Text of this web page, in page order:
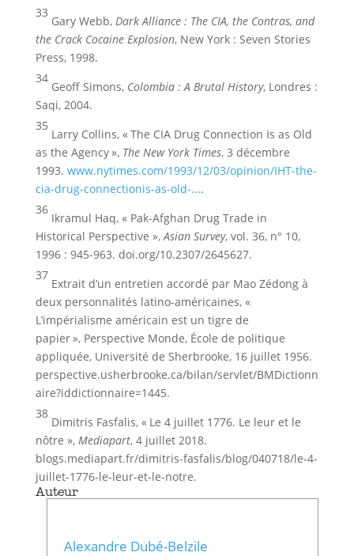
33
Gary Webb, Dark Alliance : The CIA, the Contras, and
the Crack Cocaine Explosion, New York : Seven Stories
Press, 1998.
34
Geoff Simons, Colombia : A Brutal History, Londres :
Saqi, 2004.
35
Larry Collins, « The CIA Drug Connection Is as Old
as the Agency », The New York Times, 3 décembre
1993. www.nytimes.com/1993/12/03/opinion/IHT-the-
cia-drug-connectionis-as-old-....
36
Ikramul Haq, « Pak-Afghan Drug Trade in
Historical Perspective », Asian Survey, vol. 36, n° 10,
1996 : 945-963. doi.org/10.2307/2645627.
37
Extrait d’un entretien accordé par Mao Zédong à
deux personnalités latino-américaines, «
L’impérialisme américain est un tigre de
papier », Perspective Monde, École de politique
appliquée, Université de Sherbrooke, 16 juillet 1956.
perspective.usherbrooke.ca/bilan/servlet/BMDictionn
aire?iddictionnaire=1445.
38
Dimitris Fasfalis, « Le 4 juillet 1776. Le leur et le
nôtre », Mediapart, 4 juillet 2018.
blogs.mediapart.fr/dimitris-fasfalis/blog/040718/le-4-
juillet-1776-le-leur-et-le-notre.
Auteur
Alexandre Dubé-Belzile